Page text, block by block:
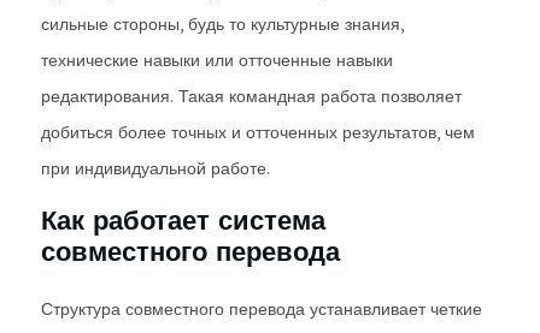
сильные стороны, будь то культурные знания,
технические навыки или отточенные навыки
редактирования. Такая командная работа позволяет
добиться более точных и отточенных результатов, чем
при индивидуальной работе.
Как работает система
совместного перевода
Структура совместного перевода устанавливает четкие